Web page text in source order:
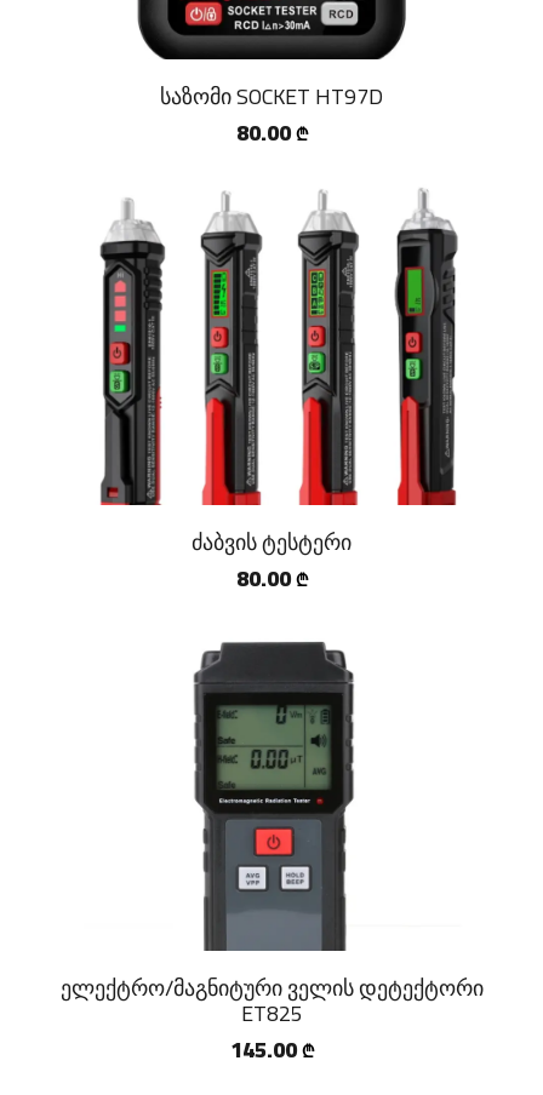
საზომი SOCKET HT97D
80.00 ₾
ძაბვის ტესტერი
80.00 ₾
ელექტრო/მაგნიტური ველის დეტექტორი
ET825
145.00 ₾